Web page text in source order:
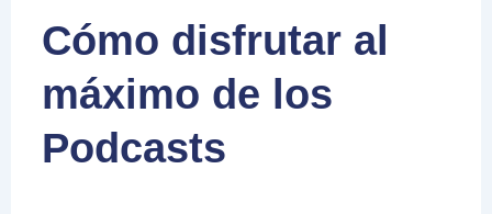
Cómo disfrutar al
máximo de los
Podcasts